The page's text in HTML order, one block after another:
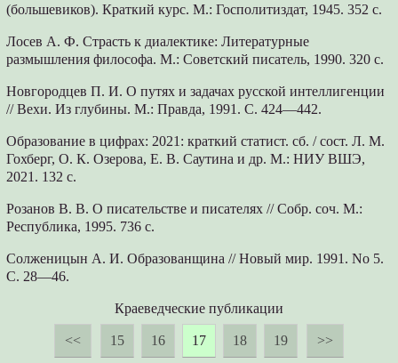
(большевиков). Краткий курс. М.: Госполитиздат, 1945. 352 с.
Лосев А. Ф. Страсть к диалектике: Литературные
размышления философа. М.: Советский писатель, 1990. 320 с.
Новгородцев П. И. О путях и задачах русской интеллигенции
// Вехи. Из глубины. М.: Правда, 1991. С. 424—442.
Образование в цифрах: 2021: краткий статист. сб. / сост. Л. М.
Гохберг, О. К. Озерова, Е. В. Саутина и др. М.: НИУ ВШЭ,
2021. 132 с.
Розанов В. В. О писательстве и писателях // Собр. соч. М.:
Республика, 1995. 736 с.
Солженицын А. И. Образованщина // Новый мир. 1991. No 5.
С. 28—46.
Краеведческие публикации
<< 15 16 17 18 19 >>